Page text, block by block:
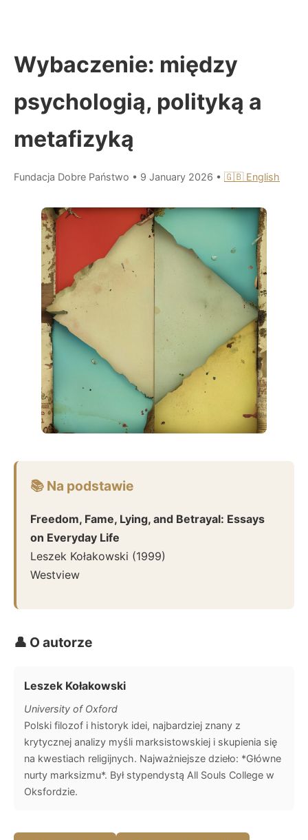
Wybaczenie: między
psychologią, polityką a
metafizyką
Fundacja Dobre Państwo • 9 January 2026 • 🇬🇧 English
📚 Na podstawie
Freedom, Fame, Lying, and Betrayal: Essays
on Everyday Life
Leszek Kołakowski (1999)
Westview
👤 O autorze
Leszek Kołakowski
University of Oxford
Polski filozof i historyk idei, najbardziej znany z
krytycznej analizy myśli marksistowskiej i skupienia się
na kwestiach religijnych. Najważniejsze dzieło: *Główne
nurty marksizmu*. Był stypendystą All Souls College w
Oksfordzie.